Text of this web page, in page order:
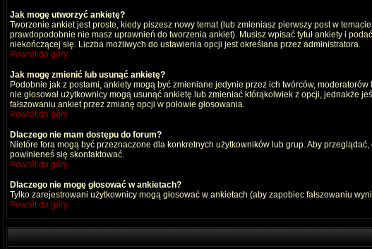
Jak mogę utworzyć ankietę?
Tworzenie ankiet jest proste, kiedy piszesz nowy temat (lub zmieniasz pierwszy post w
prawdopodobnie nie masz uprawnień do tworzenia ankiet). Musisz wpisać tytuł ankiety i
niekończącej się. Liczba możliwych do ustawienia opcji jest określana przez administratora.
Powrót do góry
Jak mogę zmienić lub usunąć ankietę?
Podobnie jak z postami, ankiety mogą być zmieniane jedynie przez ich twórców,
nie głosował użytkownicy mogą usunąć ankietę lub zmieniać którąkolwiek z opcji, jednakże
fałszowaniu ankiet przez zmianę opcji w połowie głosowania.
Powrót do góry
Dlaczego nie mam dostępu do forum?
Nietóre fora mogą być przeznaczone dla konkretnych użytkowników lub grup. Aby
powinieneś się skontaktować.
Powrót do góry
Dlaczego nie mogę głosować w ankietach?
Tylko zarejestrowani użytkownicy mogą głosować w ankietach (aby zapobiec fałszowaniu
Powrót do góry